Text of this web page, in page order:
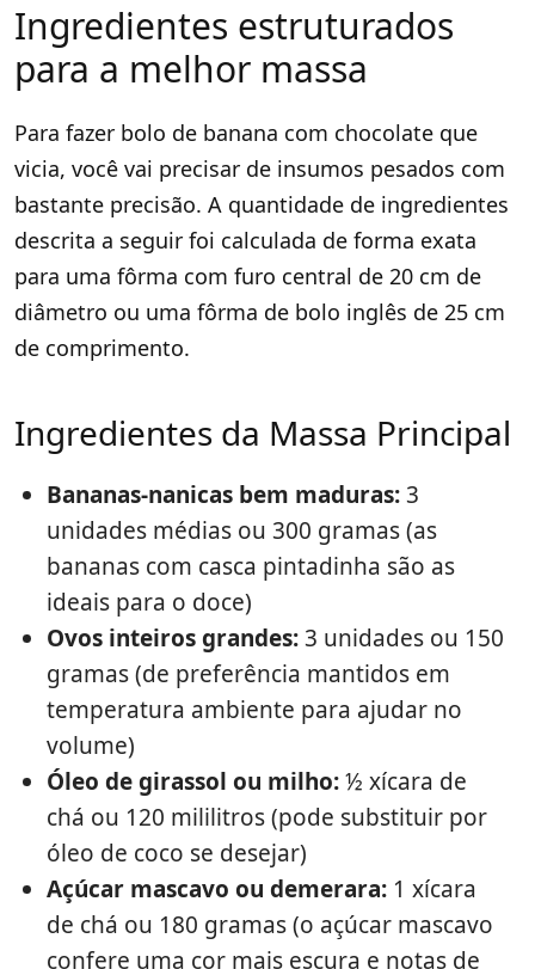
Ingredientes estruturados
para a melhor massa
Para fazer bolo de banana com chocolate que
vicia, você vai precisar de insumos pesados com
bastante precisão. A quantidade de ingredientes
descrita a seguir foi calculada de forma exata
para uma fôrma com furo central de 20 cm de
diâmetro ou uma fôrma de bolo inglês de 25 cm
de comprimento.
Ingredientes da Massa Principal
Bananas-nanicas bem maduras:3
unidades médias ou 300 gramas (as
bananas com casca pintadinha são as
ideais para o doce)
Ovos inteiros grandes:3 unidades ou 150
gramas (de preferência mantidos em
temperatura ambiente para ajudar no
volume)
Óleo de girassol ou milho:½ xícara de
chá ou 120 mililitros (pode substituir por
óleo de coco se desejar)
Açúcar mascavo ou demerara: 1 xícara
de chá ou 180 gramas (o açúcar mascavo
confere uma cor mais escura e notas de